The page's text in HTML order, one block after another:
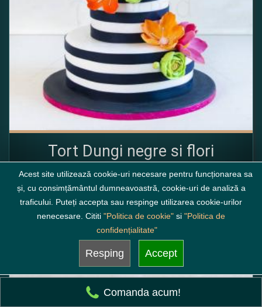
Tort Dungi negre si flori
minim 3 kg incepand de la
705lei
( alege compozitia )
Acest site utilizează cookie-uri necesare pentru funcționarea sa
și, cu consimțământul dumneavoastră, cookie-uri de analiză a
traficului. Puteți accepta sau respinge utilizarea cookie-urilor
nenecesare. Cititi "Politica de cookie" si "Politica de
confidențialitate"
Resping Accept
Comanda acum!